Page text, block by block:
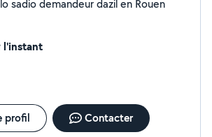
sadio demandeur dazil en Rouen
l'instant
profil Contacter